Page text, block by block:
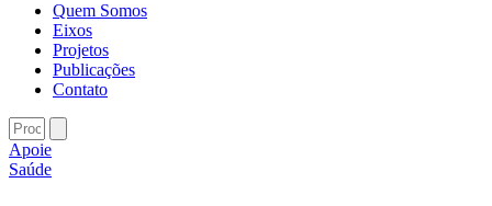
Quem Somos
Eixos
Projetos
Publicações
Contato
Apoie
Saúde